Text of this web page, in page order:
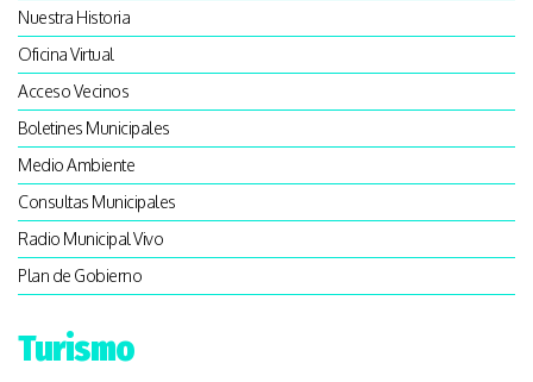
Nuestra Historia
Oficina Virtual
Acceso Vecinos
Boletines Municipales
Medio Ambiente
Consultas Municipales
Radio Municipal Vivo
Plan de Gobierno
Turismo